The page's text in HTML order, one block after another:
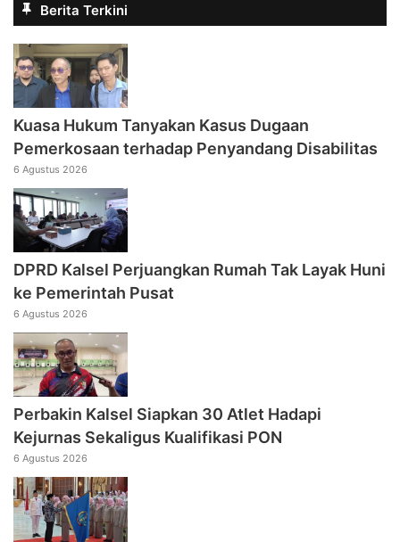
Berita Terkini
Kuasa Hukum Tanyakan Kasus Dugaan
Pemerkosaan terhadap Penyandang Disabilitas
6 Agustus 2026
DPRD Kalsel Perjuangkan Rumah Tak Layak Huni
ke Pemerintah Pusat
6 Agustus 2026
Perbakin Kalsel Siapkan 30 Atlet Hadapi
Kejurnas Sekaligus Kualifikasi PON
6 Agustus 2026